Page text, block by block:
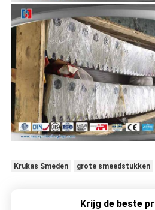
Krukas Smeden grote smeedstukken
Krijg de beste